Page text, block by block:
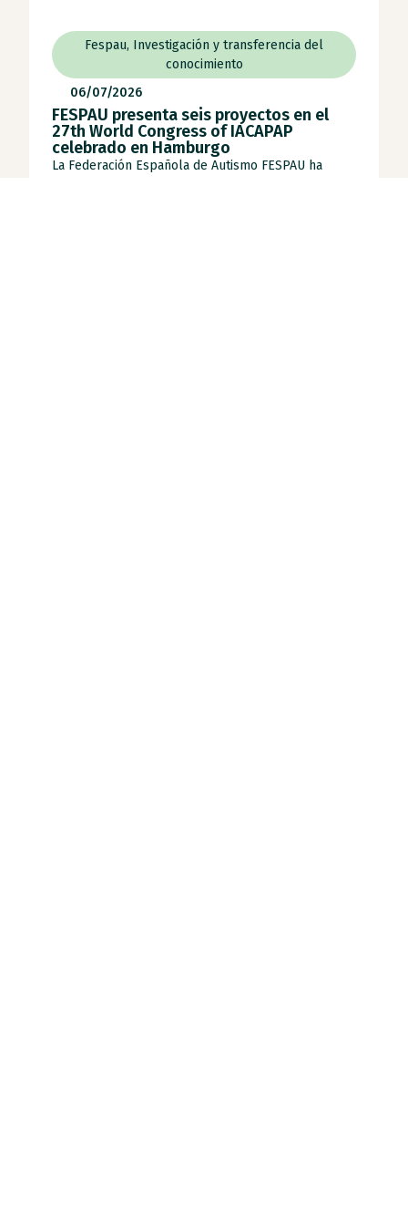
Fespau, Investigación y transferencia del
conocimiento
06/07/2026
FESPAU presenta seis proyectos en el
27th World Congress of IACAPAP
celebrado en Hamburgo
La Federación Española de Autismo FESPAU ha